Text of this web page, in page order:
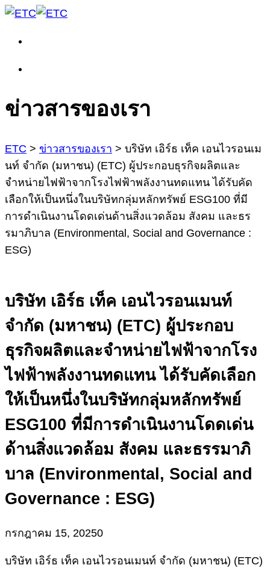
ข่าวสารของเรา
ETC > ข่าวสารของเรา > บริษัท เอิร์ธ เท็ค เอนไวรอนเม
นท์ จำกัด (มหาชน) (ETC) ผู้ประกอบธุรกิจผลิตและ
จำหน่ายไฟฟ้าจากโรงไฟฟ้าพลังงานทดแทน ได้รับคัด
เลือกให้เป็นหนึ่งในบริษัทกลุ่มหลักทรัพย์ ESG100 ที่มี
การดำเนินงานโดดเด่นด้านสิ่งแวดล้อม สังคม และธร
รมาภิบาล (Environmental, Social and Governance :
ESG)
บริษัท เอิร์ธ เท็ค เอนไวรอนเมนท์
จำกัด (มหาชน) (ETC) ผู้ประกอบ
ธุรกิจผลิตและจำหน่ายไฟฟ้าจากโรง
ไฟฟ้าพลังงานทดแทน ได้รับคัดเลือก
ให้เป็นหนึ่งในบริษัทกลุ่มหลักทรัพย์
ESG100 ที่มีการดำเนินงานโดดเด่น
ด้านสิ่งแวดล้อม สังคม และธรรมาภิ
บาล (Environmental, Social and
Governance : ESG)
กรกฎาคม 15, 20250
บริษัท เอิร์ธ เท็ค เอนไวรอนเมนท์ จำกัด (มหาชน) (ETC)